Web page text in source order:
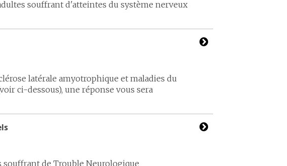
souffrant d'atteintes du système nerveux
latérale amyotrophique et maladies du
ci-dessous), une réponse vous sera
de Trouble Neurologique